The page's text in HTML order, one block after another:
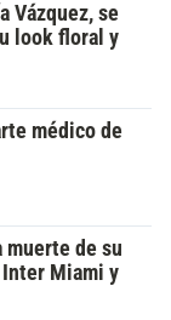
Vázquez, se
look floral y
médico de
muerte de su
Miami y